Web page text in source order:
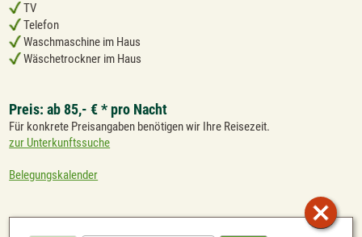
TV
Telefon
Waschmaschine im Haus
Wäschetrockner im Haus
Preis: ab 85,- € * pro Nacht
Für konkrete Preisangaben benötigen wir Ihre Reisezeit.
zur Unterkunftssuche
Belegungskalender